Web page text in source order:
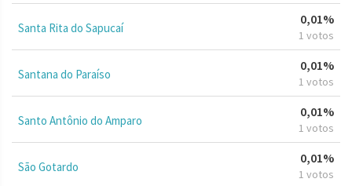
Santa Rita do Sapucaí
0,01%
1 votos
Santana do Paraíso
0,01%
1 votos
Santo Antônio do Amparo
0,01%
1 votos
São Gotardo
0,01%
1 votos